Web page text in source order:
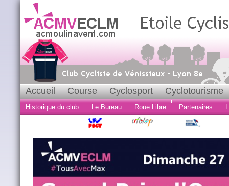
Accueil Course Cyclosport Cyclotourisme
Historique du club Le Bureau Roue Libre Partenaires